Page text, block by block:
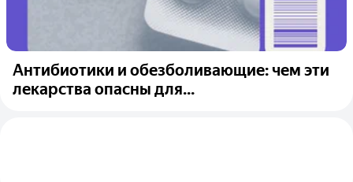
Антибиотики и обезболивающие: чем эти
лекарства опасны для...